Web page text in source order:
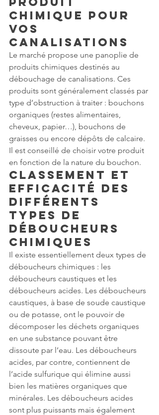
chimique pour
vos
canalisations
Le marché propose une panoplie de
produits chimiques destinés au
débouchage de canalisations. Ces
produits sont généralement classés par
type d’obstruction à traiter : bouchons
organiques (restes alimentaires,
cheveux, papier…), bouchons de
graisses ou encore dépôts de calcaire.
Il est conseillé de choisir votre produit
en fonction de la nature du bouchon.
Classement et
efficacité des
différents
types de
déboucheurs
chimiques
Il existe essentiellement deux types de
déboucheurs chimiques : les
déboucheurs caustiques et les
déboucheurs acides. Les déboucheurs
caustiques, à base de soude caustique
ou de potasse, ont le pouvoir de
décomposer les déchets organiques
en une substance pouvant être
dissoute par l’eau. Les déboucheurs
acides, par contre, contiennent de
l’acide sulfurique qui élimine aussi
bien les matières organiques que
minérales. Les déboucheurs acides
sont plus puissants mais également